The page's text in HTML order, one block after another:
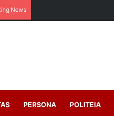
News
PERSONA POLITEIA